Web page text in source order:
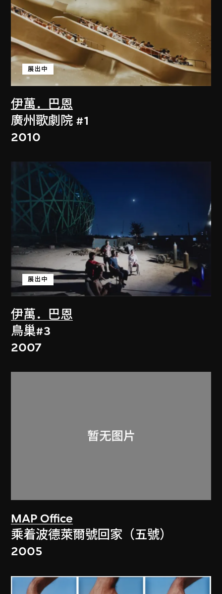
伊萬．巴恩
展出中
廣州歌劇院 #1
2010
伊萬．巴恩
展出中
鳥巢#3
2007
MAP Office
乘着波德萊爾號回家（五號）
2005